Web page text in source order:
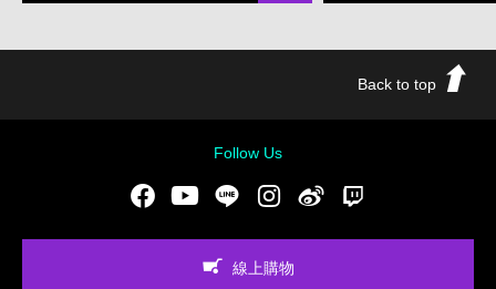
Back to top
Follow Us
FacebookYoutubeLINE Instgram新浪微博
線上購物